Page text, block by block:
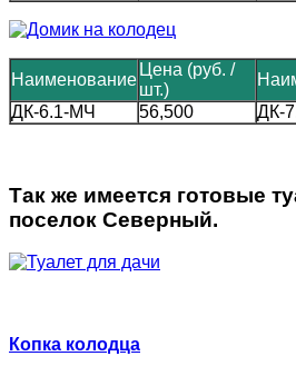
Наименование
Цена (руб. /
шт.)
ДК-6.1-МЧ
56,500 ДК-
Так же имеется готовые
поселок Северный.
Копка колодца